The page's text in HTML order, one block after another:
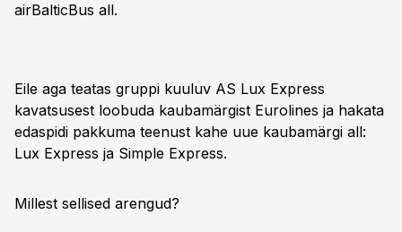
airBalticBus all.
Eile aga teatas gruppi kuuluv AS Lux Express
kavatsusest loobuda kaubamärgist Eurolines ja hakata
edaspidi pakkuma teenust kahe uue kaubamärgi all:
Lux Express ja Simple Express.
Millest sellised arengud?